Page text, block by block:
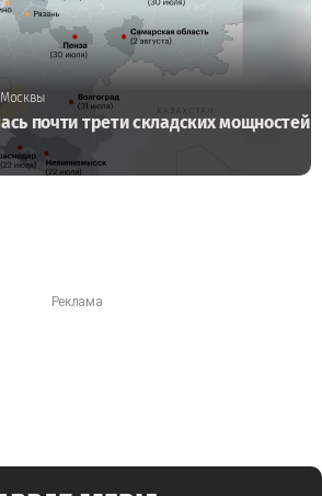
почти трети складских мощностей